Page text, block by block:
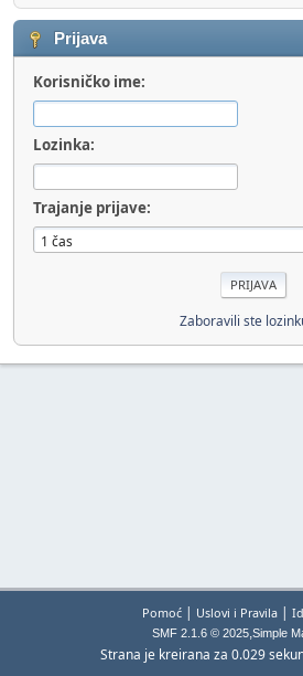
Prijava
Korisničko ime:
Lozinka:
Trajanje prijave:
Zaboravili ste
Pomoć| Uslovi i Pravila|
SMF 2.1.6 © 2025,Simple
Strana je kreirana za 0.029